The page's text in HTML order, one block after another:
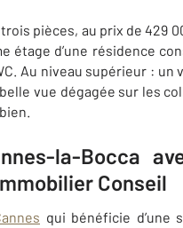
trois pièces, au prix de
d’une résidence
Au niveau supérieur :
vue dégagée sur les
la-Bocca
Conseil
qui bénéficie d’une